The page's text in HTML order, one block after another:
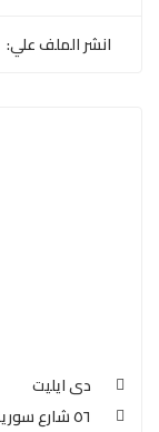
انشر الملف علي:
دى ايليت
٥٦ شارع سوريا.مهندسين.الدور الخامس.